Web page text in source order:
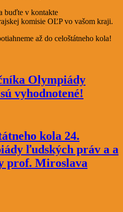
buďte v kontakte
komisie OĽP vo vašom kraji.
až do celoštátneho kola!
Olympiády
vyhodnotené!
kola 24.
ľudských práv a a
prof. Miroslava